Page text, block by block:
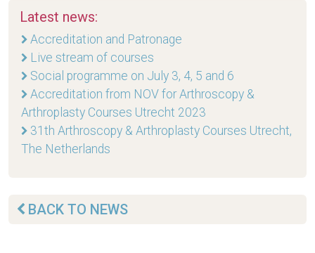
Latest news:
Accreditation and Patronage
Live stream of courses
Social programme on July 3, 4, 5 and 6
Accreditation from NOV for Arthroscopy &
Arthroplasty Courses Utrecht 2023
31th Arthroscopy & Arthroplasty Courses Utrecht,
The Netherlands
BACK TO NEWS